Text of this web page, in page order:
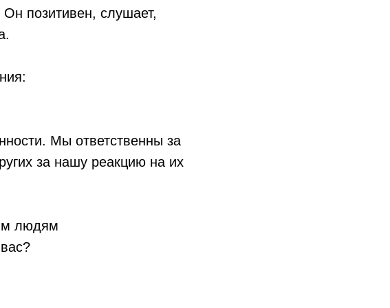
позитивен, слушает,
Мы ответственны за
за нашу реакцию на их
людям